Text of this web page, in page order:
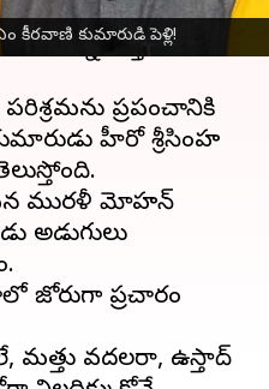
కుమారుడి పెళ్లి!
రెండు పెద్ద
వార్తలు జోరుగా
ప్రపంచానికి
హీరో శ్రీసింహ
మురళీ మోహన్
అడుగులు
ప్రచారం
మత్తు వదలరా, ఉస్తాద్